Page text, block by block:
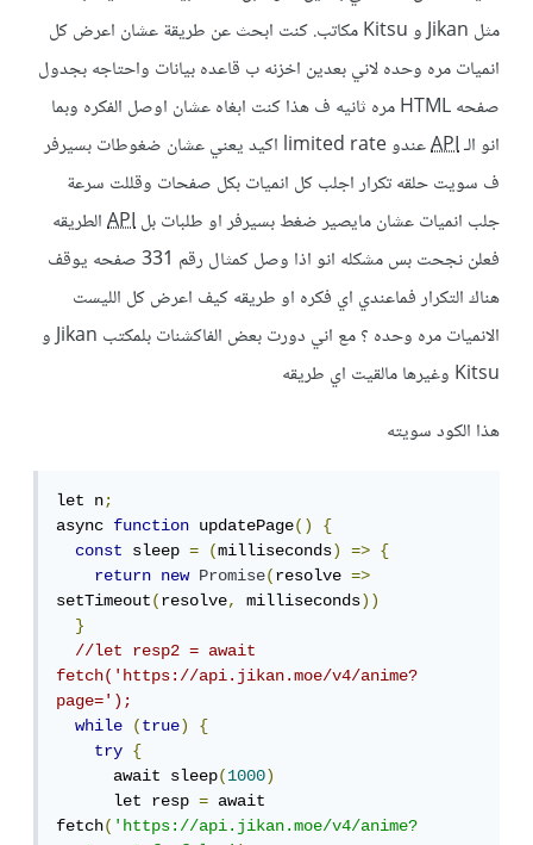
مثل Jikan و Kitsu مكاتب. كنت ابحث عن طريقة عشان اعرض كل
انميات مره وحده لاني بعدين اخزنه ب قاعده بيانات واحتاجه بجدول
صفحه HTML مره ثانيه ف هذا كنت ابغاه عشان اوصل الفكره وبما
انو الـAPI
عندو limited rate اكيد يعني عشان ضغوطات بسيرفر
ف سويت حلقه تكرار اجلب كل انميات بكل صفحات وقللت سرعة
جلب انميات عشان مايصير ضغط بسيرفر او طلبات بلAPIالطريقه
فعلن نجحت بس مشكله انو اذا وصل كمثال رقم 331 صفحه يوقف
هناك التكرار فماعندي اي فكره او طريقه كيف اعرض كل الليست
الانميات مره وحده ؟ مع اني دورت بعض الفاكشنات بلمكتب Jikan و
Kitsu وغيرها مالقيت اي طريقه
هذا الكود سويته
let n;
async function updatePage()
{
const
sleep = (milliseconds) =>
{
return
new Promise(resolve =>
setTimeout(resolve, milliseconds))
}
//let resp2 = await
fetch('https://api.jikan.moe/v4/anime?
page=');
while
(true)
{
try
{
      await sleep
(1000)
      let resp
= await
fetch('https://api.jikan.moe/v4/anime?